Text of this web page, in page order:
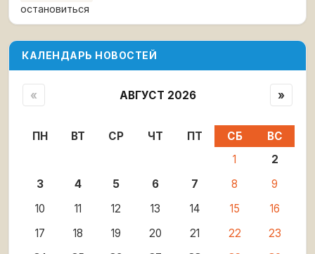
остановиться
КАЛЕНДАРЬ НОВОСТЕЙ
« АВГУСТ 2026 »
ПН ВТ СР ЧТ ПТ СБ
ВС
1
2
3
4 5 6 7 8
9
10
11 12 13 14 15
16
17
18 19 20 21 22
23